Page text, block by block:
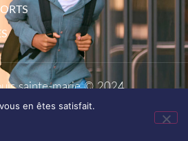
sainte-marie © 2024
en êtes satisfait.